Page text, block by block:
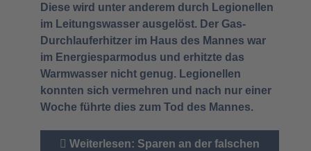
Diese wird unter anderem durch Legionellen
im Leitungswasser ausgelöst. Der Gas-
Durchlauferhitzer im Haus des Mannes war
im Energiesparmodus und erhitzte das
Warmwasser nicht genug. Legionellen
konnten sich vermehren und nach nur einer
Woche führte dies zum Tod des Mannes.
Weiterlesen: Sparen an der falschen